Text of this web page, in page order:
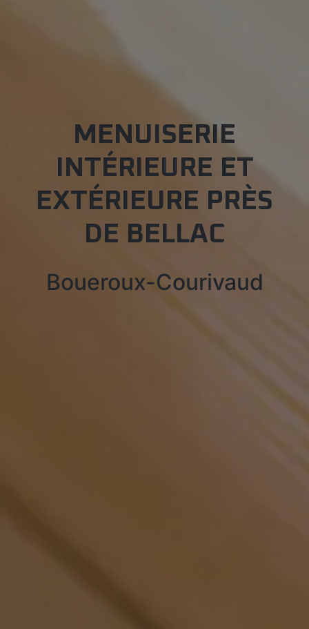
MENUISERIE
INTÉRIEURE ET
EXTÉRIEURE PRÈS
DE BELLAC
Boueroux-Courivaud